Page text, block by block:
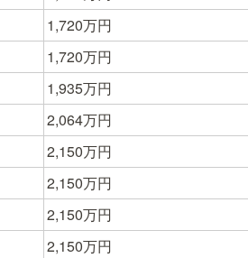
1,720万円
1,720万円
1,935万円
2,064万円
2,150万円
2,150万円
2,150万円
2,150万円